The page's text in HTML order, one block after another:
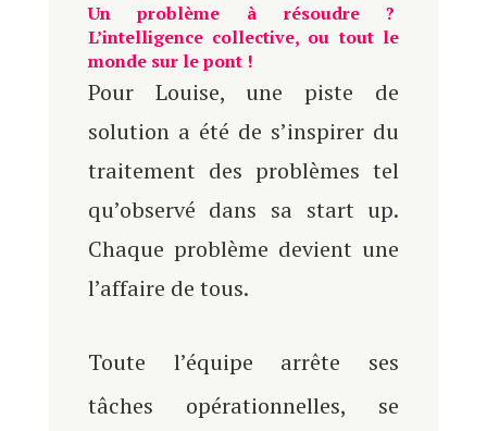
Un problème à résoudre ?
L’intelligence collective, ou tout le
monde sur le pont !
Pour Louise, une piste de
solution a été de s’inspirer du
traitement des problèmes tel
qu’observé dans sa start up.
Chaque problème devient une
l’affaire de tous.
Toute l’équipe arrête ses
tâches opérationnelles, se